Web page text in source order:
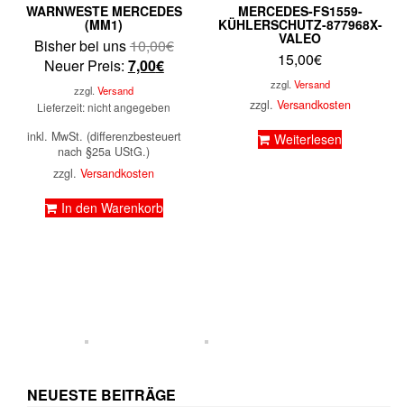
WARNWESTE MERCEDES
(MM1)
Bisher bei uns10,00€Ursprünglicher
Neuer Preis: 7,00€Aktueller
ist:
zzgl.Versand
Lieferzeit: nicht angegeben
inkl. MwSt. (differenzbesteuert
nach §25a UStG.)
zzgl.Versandkosten
In den Warenkorb
MERCEDES-FS1559-
KÜHLERSCHUTZ-877968X-
VALEO
15,00€
zzgl. Versand
zzgl. Versandkosten
Weiterlesen
NEUESTE BEITRÄGE